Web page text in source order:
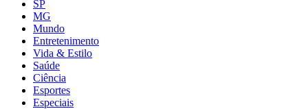
SP
MG
Mundo
Entretenimento
Vida & Estilo
Saúde
Ciência
Esportes
Especiais